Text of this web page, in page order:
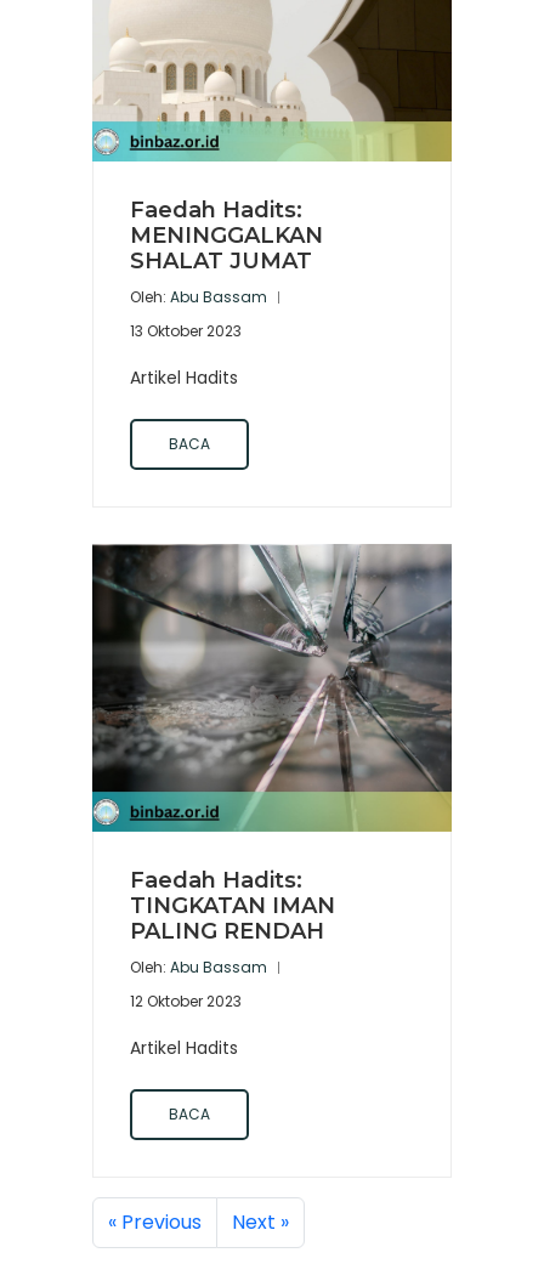
Faedah Hadits:
MENINGGALKAN
SHALAT JUMAT
Oleh: Abu Bassam
13 Oktober 2023
Artikel Hadits
BACA
Faedah Hadits:
TINGKATAN IMAN
PALING RENDAH
Oleh: Abu Bassam
12 Oktober 2023
Artikel Hadits
BACA
« Previous Next »